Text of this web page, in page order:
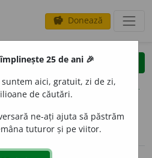
savings Donează
clear
opțiuni
volume_up (50)
împlinește 25 de ani 🎉
aici, gratuit, zi de zi,
de căutări.
ne-ați ajuta să păstrăm
tuturor și pe viitor.